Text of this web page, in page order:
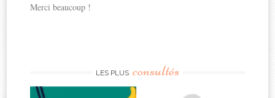
Merci beaucoup !
LES PLUS consultés